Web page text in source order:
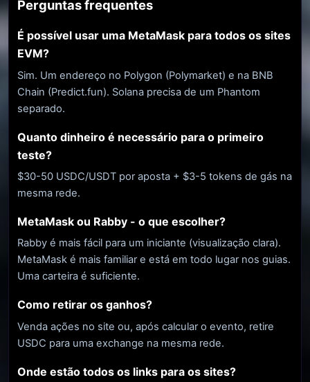
Perguntas frequentes
É possível usar uma MetaMask para todos os sites
EVM?
Sim. Um endereço no Polygon (Polymarket) e na BNB
Chain (Predict.fun). Solana precisa de um Phantom
separado.
Quanto dinheiro é necessário para o primeiro
teste?
$30-50 USDC/USDT por aposta + $3-5 tokens de gás na
mesma rede.
MetaMask ou Rabby - o que escolher?
Rabby é mais fácil para um iniciante (visualização clara).
MetaMask é mais familiar e está em todo lugar nos guias.
Uma carteira é suficiente.
Como retirar os ganhos?
Venda ações no site ou, após calcular o evento, retire
USDC para uma exchange na mesma rede.
Onde estão todos os links para os sites?